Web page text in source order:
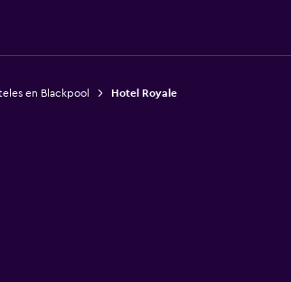
en Blackpool Hotel Royale